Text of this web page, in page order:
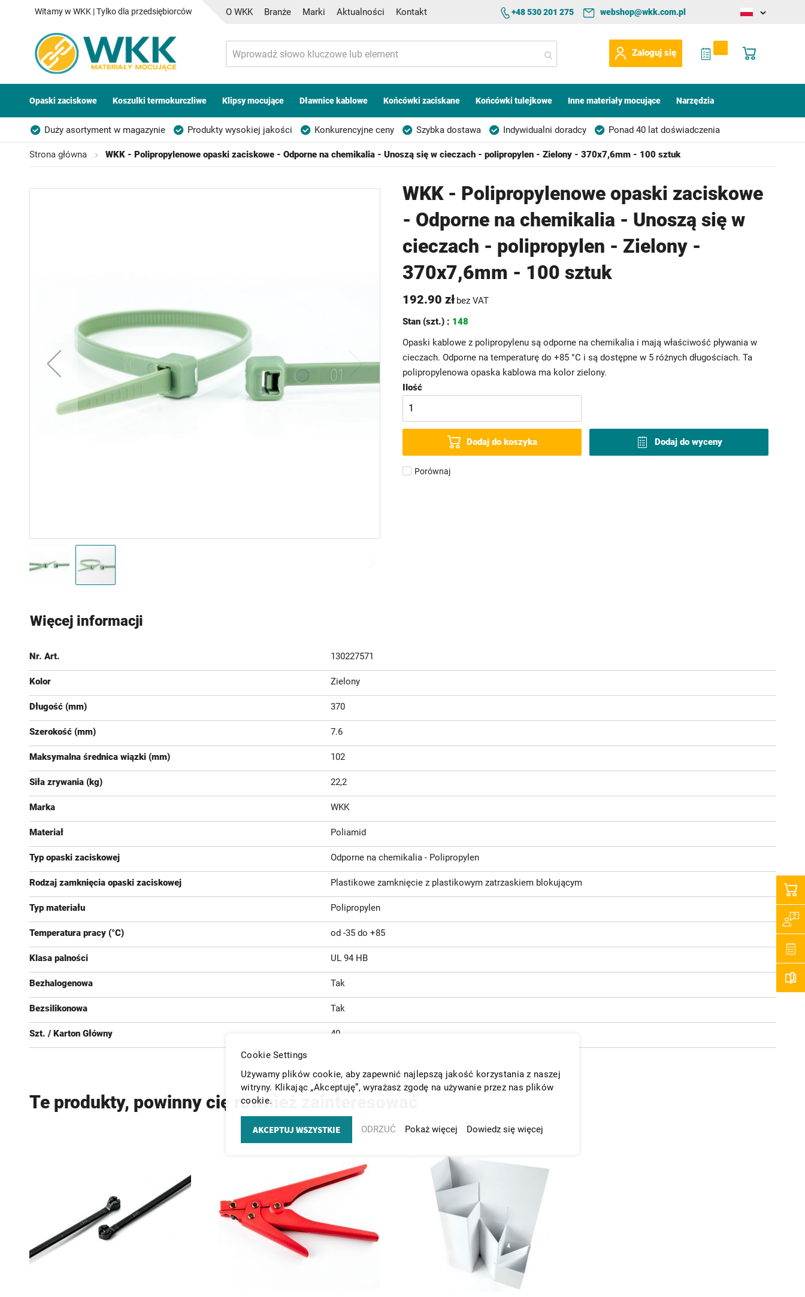
Witamy w WKK | Tylko dla przedsiębiorców O WKK Branże Marki Aktualności Kontakt webshop@wkk.com.pl
+48 530 201 275
Change
Zaloguj się
Mój koszyk
My Quote
Opaski zaciskowe Koszulki termokurczliwe Klipsy mocujące Dławnice kablowe Końcówki zaciskane Końcówki tulejkowe Inne materiały mocujące Narzędzia
Duży asortyment w magazynie Produkty wysokiej jakości Konkurencyjne ceny Szybka dostawa Indywidualni doradcy
Ponad 40 lat doświadczenia
Możliwość własnego etykietowania
Strona główna WKK - Polipropylenowe opaski zaciskowe - Odporne na chemikalia - Unoszą się w cieczach - polipropylen - Zielony - 370x7,6mm - 100 sztuk
WKK - Polipropylenowe opaski zaciskowe
- Odporne na chemikalia - Unoszą się w
cieczach - polipropylen - Zielony -
370x7,6mm - 100 sztuk
192.90 zł bez VAT
Stan (szt.) : 148
Opaski kablowe z polipropylenu są odporne na chemikalia i mają właściwość pływania w
cieczach. Odporne na temperaturę do +85 °C i są dostępne w 5 różnych długościach. Ta
polipropylenowa opaska kablowa ma kolor zielony.
Ilość
Dodaj do koszyka Dodaj do wyceny
Porównaj
początek
Więcej informacji
Nr. Art. 130227571
Kolor Zielony
Długość (mm) 370
Szerokość (mm) 7.6
Maksymalna średnica wiązki (mm) 102
Siła zrywania (kg) 22,2
Marka WKK
Materiał Poliamid
Typ opaski zaciskowej Odporne na chemikalia - Polipropylen
Rodzaj zamknięcia opaski zaciskowej Plastikowe zamknięcie z plastikowym zatrzaskiem blokującym
Typ materiału Polipropylen
Temperatura pracy (°C) od -35 do +85
Klasa palności UL 94 HB
Bezhalogenowa Tak
Bezsilikonowa Tak
Szt. / Karton Główny 40
Te produkty, powinny cię również zainteresować
Cookie Settings
Używamy plików cookie, aby zapewnić najlepszą jakość korzystania z naszej
witryny. Klikając „Akceptuję”, wyrażasz zgodę na używanie przez nas plików
cookie.
AKCEPTUJ WSZYSTKIE ODRZUĆ Pokaż więcej Dowiedz się więcej